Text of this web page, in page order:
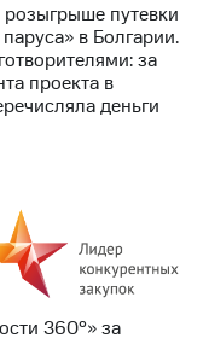
путевки
в Болгарии.
за
проекта в
деньги
360°» за